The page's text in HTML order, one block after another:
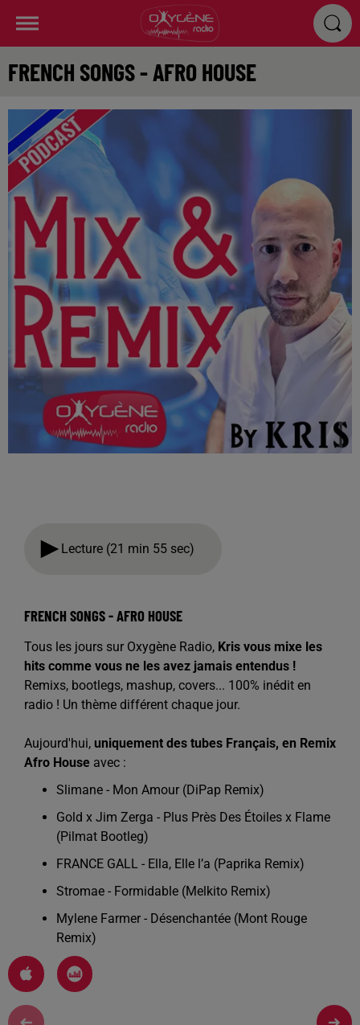
FRENCH SONGS - AFRO HOUSE
Lecture (21 min 55 sec)
FRENCH SONGS - AFRO HOUSE
Tous les jours sur Oxygène Radio, Kris vous mixe les
hits comme vous ne les avez jamais entendus !
Remixs, bootlegs, mashup, covers... 100% inédit en
radio ! Un thème différent chaque jour.
Aujourd'hui, uniquement des tubes Français, en Remix
Afro House avec :
Slimane - Mon Amour (DiPap Remix)
Gold x Jim Zerga - Plus Près Des Étoiles x Flame
(Pilmat Bootleg)
FRANCE GALL - Ella, Elle l’a (Paprika Remix)
Stromae - Formidable (Melkito Remix)
Mylene Farmer - Désenchantée (Mont Rouge
Remix)